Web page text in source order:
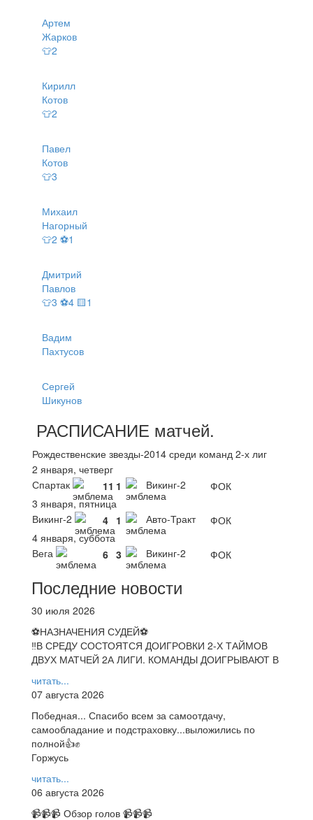
Артем
Жарков
👕2
Кирилл
Котов
👕2
Павел
Котов
👕3
Михаил
Нагорный
👕2 ⚽1
Дмитрий
Павлов
👕3 ⚽4 🟨1
Вадим
Пахтусов
Сергей
Шикунов
РАСПИСАНИЕ матчей.
Рождественские звезды-2014 среди команд 2-х лиг
2 января, четверг
Спартак
11 1 Викинг-2
ФОК
3 января, пятница
Викинг-2
4 1 Авто-Тракт
ФОК
4 января, суббота
Вега
6 3 Викинг-2 ФОК
Последние новости
30 июля 2026
⚽НАЗНАЧЕНИЯ СУДЕЙ⚽
‼В СРЕДУ СОСТОЯТСЯ ДОИГРОВКИ 2-Х ТАЙМОВ
ДВУХ МАТЧЕЙ 2А ЛИГИ. КОМАНДЫ ДОИГРЫВАЮТ В
читать...
07 августа 2026
Победная... Спасибо всем за самоотдачу,
самообладание и подстраховку...выложились по
полной👍✊
Горжусь
читать...
06 августа 2026
📹📹📹 Обзор голов 📹📹📹